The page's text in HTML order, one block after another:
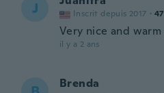
J Inscrit depuis 2017 · 47
Very nice and warm
il y a 2 ans
Brenda